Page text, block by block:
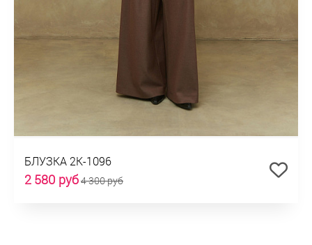
БЛУЗКА 2К-1096
2 580 руб4 300 руб